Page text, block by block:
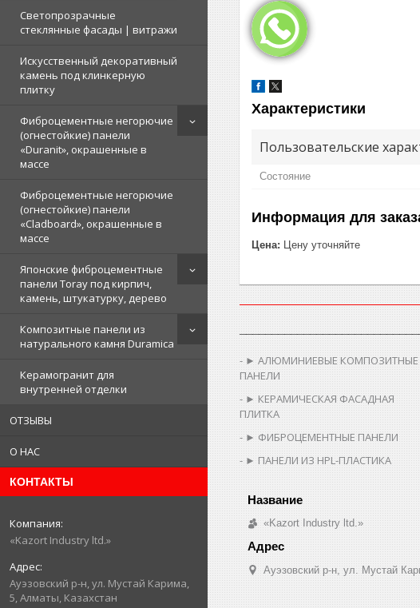
Светопрозрачные
стеклянные фасады | витражи
Искусственный декоративный
камень под клинкерную
плитку
Фиброцементные негорючие
(огнестойкие) панели
«Duranit», окрашенные в
массе
Фиброцементные негорючие
(огнестойкие) панели
«Cladboard», окрашенные в
массе
Японские фиброцементные
панели Toray под кирпич,
камень, штукатурку, дерево
Композитные панели из
натурального камня Duramica
Керамогранит для
внутренней отделки
ОТЗЫВЫ
О НАС
КОНТАКТЫ
«Kazort Industry ltd.»
​Ауэзовский р-н, ул. Мустай Карима,
5, Алматы, Казахстан
Характеристики
Пользовательские
Состояние
Информация для
Цена: Цену уточняйте
► АЛЮМИНИЕВЫЕ КОМПОЗИТНЫЕ
ПАНЕЛИ
► КЕРАМИЧЕСКАЯ ФАСАДНАЯ
ПЛИТКА
► ФИБРОЦЕМЕНТНЫЕ ПАНЕЛИ
► ПАНЕЛИ ИЗ HPL-ПЛАСТИКА
«Kazort Industry ltd.»
​Ауэзовский р-н, ул. Мустай